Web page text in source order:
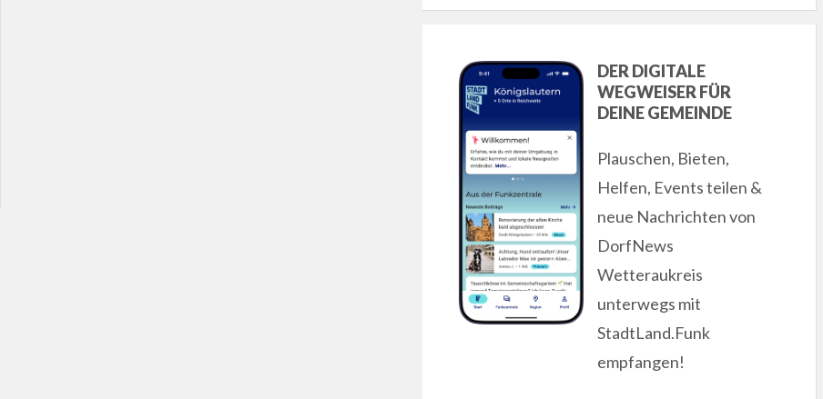
DER DIGITALE
WEGWEISER FÜR
DEINE GEMEINDE
Plauschen, Bieten,
Helfen, Events teilen &
neue Nachrichten von
DorfNews
Wetteraukreis
unterwegs mit
StadtLand.Funk
empfangen!